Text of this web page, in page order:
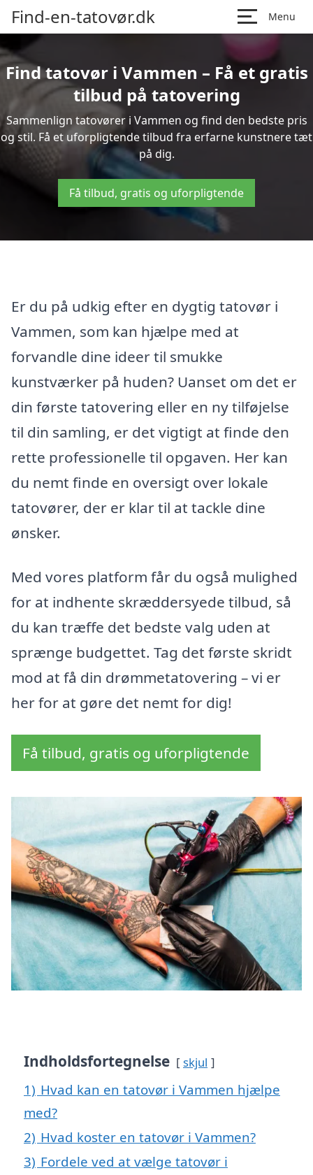
Find-en-tatovør.dk Menu
Find tatovør i Vammen – Få et gratis
tilbud på tatovering
Sammenlign tatovører i Vammen og find den bedste pris
og stil. Få et uforpligtende tilbud fra erfarne kunstnere tæt
på dig.
Få tilbud, gratis og uforpligtende
Er du på udkig efter en dygtig tatovør i
Vammen, som kan hjælpe med at
forvandle dine ideer til smukke
kunstværker på huden? Uanset om det er
din første tatovering eller en ny tilføjelse
til din samling, er det vigtigt at finde den
rette professionelle til opgaven. Her kan
du nemt finde en oversigt over lokale
tatovører, der er klar til at tackle dine
ønsker.
Med vores platform får du også mulighed
for at indhente skræddersyede tilbud, så
du kan træffe det bedste valg uden at
sprænge budgettet. Tag det første skridt
mod at få din drømmetatovering – vi er
her for at gøre det nemt for dig!
Få tilbud, gratis og uforpligtende
Indholdsfortegnelse skjul
1) Hvad kan en tatovør i Vammen hjælpe
med?
2) Hvad koster en tatovør i Vammen?
3) Fordele ved at vælge tatovør i